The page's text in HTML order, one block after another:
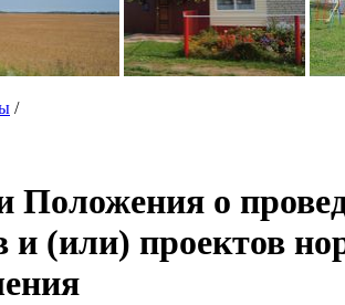
/
Положения о
и (или) проектов